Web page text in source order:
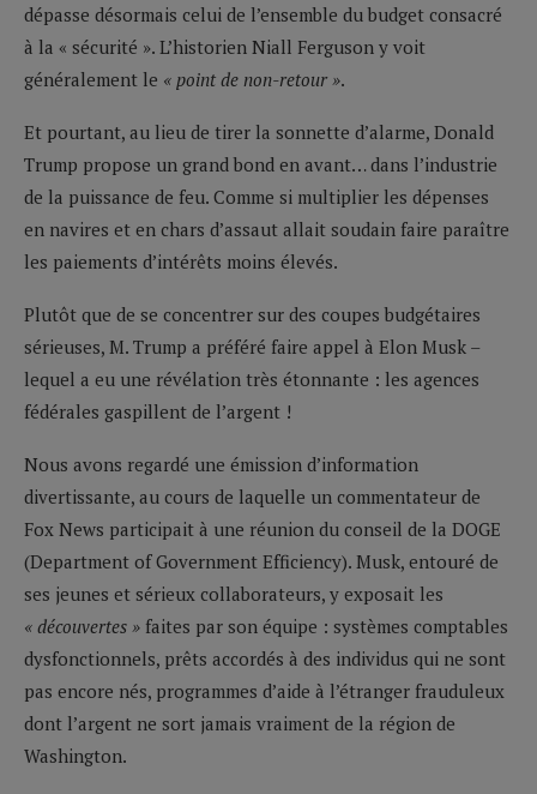
dépasse désormais celui de l’ensemble du budget consacré
à la « sécurité ». L’historien Niall Ferguson y voit
généralement le « point de non-retour ».
Et pourtant, au lieu de tirer la sonnette d’alarme, Donald
Trump propose un grand bond en avant… dans l’industrie
de la puissance de feu. Comme si multiplier les dépenses
en navires et en chars d’assaut allait soudain faire paraître
les paiements d’intérêts moins élevés.
Plutôt que de se concentrer sur des coupes budgétaires
sérieuses, M. Trump a préféré faire appel à Elon Musk –
lequel a eu une révélation très étonnante : les agences
fédérales gaspillent de l’argent !
Nous avons regardé une émission d’information
divertissante, au cours de laquelle un commentateur de
Fox News participait à une réunion du conseil de la DOGE
(Department of Government Efficiency). Musk, entouré de
ses jeunes et sérieux collaborateurs, y exposait les
« découvertes » faites par son équipe : systèmes comptables
dysfonctionnels, prêts accordés à des individus qui ne sont
pas encore nés, programmes d’aide à l’étranger frauduleux
dont l’argent ne sort jamais vraiment de la région de
Washington.